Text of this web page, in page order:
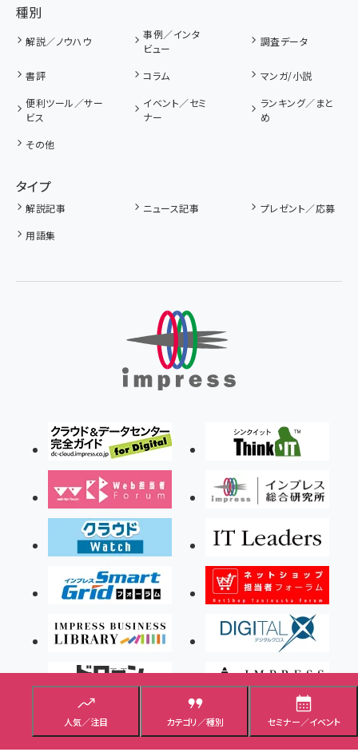
人気／注目 カテゴリ／種別 セミナー／イベント
種別
解説／ノウハウ
事例／インタ
ビュー
調査データ
書評 コラム
マンガ/小説
便利ツール／サー
ビス
イベント／セミ
ナー
ランキング／まと
め
その他
タイプ
解説記事 ニュース記事
プレゼント／応募
用語集